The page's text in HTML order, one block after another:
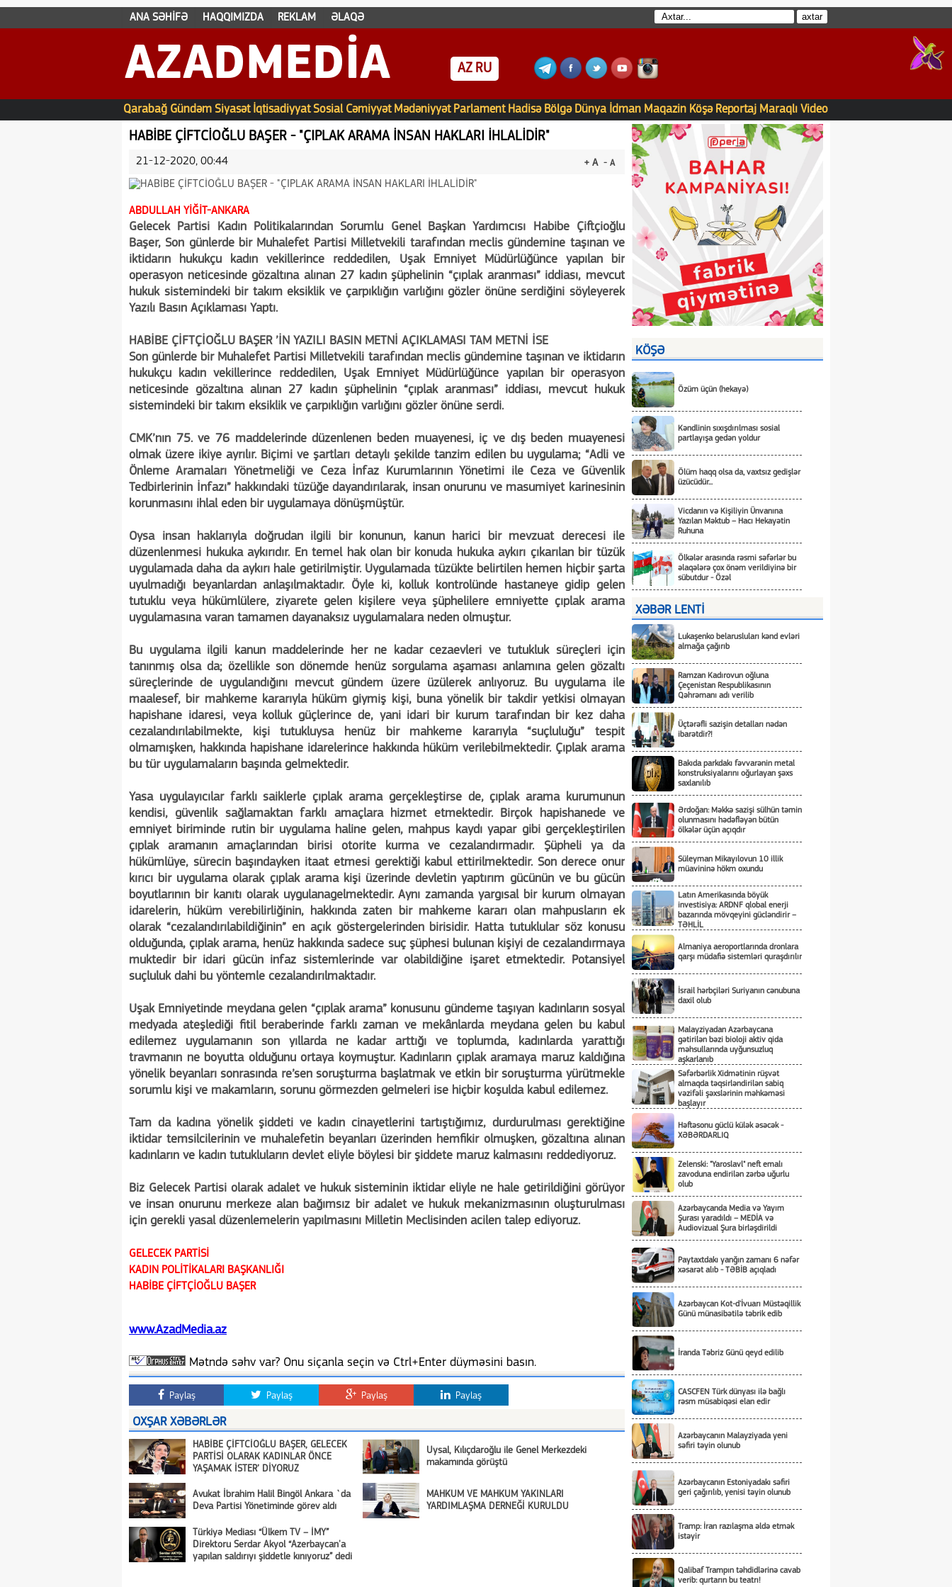
ANA SƏHİFƏ HAQQIMIZDA REKLAM ƏLAQƏ
AZADMEDIA AZ RU
Qarabağ Gündəm Siyasət İqtisadiyyat Sosial Cəmiyyət Mədəniyyət Parlament Hadisə Bölgə Dünya İdman Maqazin Köşə Reportaj Maraqlı Video
HABİBE ÇİFTCİOĞLU BAŞER - "ÇIPLAK ARAMA İNSAN HAKLARI İHLALİDİR"
+ A - A
21-12-2020, 00:44
ABDULLAH YİĞİT-ANKARA
Gelecek Partisi Kadın Politikalarından Sorumlu Genel Başkan Yardımcısı Habibe Çiftçioğlu
Başer, Son günlerde bir Muhalefet Partisi Milletvekili tarafından meclis gündemine taşınan ve
iktidarın hukukçu kadın vekillerince reddedilen, Uşak Emniyet Müdürlüğünce yapılan bir
operasyon neticesinde gözaltına alınan 27 kadın şüphelinin “çıplak aranması” iddiası, mevcut
hukuk sistemindeki bir takım eksiklik ve çarpıklığın varlığını gözler önüne serdiğini söyleyerek
Yazılı Basın Açıklaması Yaptı.
HABİBE ÇİFTÇİOĞLU BAŞER ’İN YAZILI BASIN METNİ AÇIKLAMASI TAM METNİ İSE
Son günlerde bir Muhalefet Partisi Milletvekili tarafından meclis gündemine taşınan ve iktidarın
hukukçu kadın vekillerince reddedilen, Uşak Emniyet Müdürlüğünce yapılan bir operasyon
neticesinde gözaltına alınan 27 kadın şüphelinin “çıplak aranması” iddiası, mevcut hukuk
sistemindeki bir takım eksiklik ve çarpıklığın varlığını gözler önüne serdi.
CMK’nın 75. ve 76 maddelerinde düzenlenen beden muayenesi, iç ve dış beden muayenesi
olmak üzere ikiye ayrılır. Biçimi ve şartları detaylı şekilde tanzim edilen bu uygulama; “Adli ve
Önleme Aramaları Yönetmeliği ve Ceza İnfaz Kurumlarının Yönetimi ile Ceza ve Güvenlik
Tedbirlerinin İnfazı” hakkındaki tüzüğe dayandırılarak, insan onurunu ve masumiyet karinesinin
korunmasını ihlal eden bir uygulamaya dönüşmüştür.
Oysa insan haklarıyla doğrudan ilgili bir konunun, kanun harici bir mevzuat derecesi ile
düzenlenmesi hukuka aykırıdır. En temel hak olan bir konuda hukuka aykırı çıkarılan bir tüzük
uygulamada daha da aykırı hale getirilmiştir. Uygulamada tüzükte belirtilen hemen hiçbir şarta
uyulmadığı beyanlardan anlaşılmaktadır. Öyle ki, kolluk kontrolünde hastaneye gidip gelen
tutuklu veya hükümlülere, ziyarete gelen kişilere veya şüphelilere emniyette çıplak arama
uygulamasına varan tamamen dayanaksız uygulamalara neden olmuştur.
Bu uygulama ilgili kanun maddelerinde her ne kadar cezaevleri ve tutukluk süreçleri için
tanınmış olsa da; özellikle son dönemde henüz sorgulama aşaması anlamına gelen gözaltı
süreçlerinde de uygulandığını mevcut gündem üzere üzülerek anlıyoruz. Bu uygulama ile
maalesef, bir mahkeme kararıyla hüküm giymiş kişi, buna yönelik bir takdir yetkisi olmayan
hapishane idaresi, veya kolluk güçlerince de, yani idari bir kurum tarafından bir kez daha
cezalandırılabilmekte, kişi tutukluysa henüz bir mahkeme kararıyla “suçluluğu” tespit
olmamışken, hakkında hapishane idarelerince hakkında hüküm verilebilmektedir. Çıplak arama
bu tür uygulamaların başında gelmektedir.
Yasa uygulayıcılar farklı saiklerle çıplak arama gerçekleştirse de, çıplak arama kurumunun
kendisi, güvenlik sağlamaktan farklı amaçlara hizmet etmektedir. Birçok hapishanede ve
emniyet biriminde rutin bir uygulama haline gelen, mahpus kaydı yapar gibi gerçekleştirilen
çıplak aramanın amaçlarından birisi otorite kurma ve cezalandırmadır. Şüpheli ya da
hükümlüye, sürecin başındayken itaat etmesi gerektiği kabul ettirilmektedir. Son derece onur
kırıcı bir uygulama olarak çıplak arama kişi üzerinde devletin yaptırım gücünün ve bu gücün
boyutlarının bir kanıtı olarak uygulanagelmektedir. Aynı zamanda yargısal bir kurum olmayan
idarelerin, hüküm verebilirliğinin, hakkında zaten bir mahkeme kararı olan mahpusların ek
olarak “cezalandırılabildiğinin” en açık göstergelerinden birisidir. Hatta tutuklular söz konusu
olduğunda, çıplak arama, henüz hakkında sadece suç şüphesi bulunan kişiyi de cezalandırmaya
muktedir bir idari gücün infaz sistemlerinde var olabildiğine işaret etmektedir. Potansiyel
suçluluk dahi bu yöntemle cezalandırılmaktadır.
Uşak Emniyetinde meydana gelen “çıplak arama” konusunu gündeme taşıyan kadınların sosyal
medyada ateşlediği fitil beraberinde farklı zaman ve mekânlarda meydana gelen bu kabul
edilemez uygulamanın son yıllarda ne kadar arttığı ve toplumda, kadınlarda yarattığı
travmanın ne boyutta olduğunu ortaya koymuştur. Kadınların çıplak aramaya maruz kaldığına
yönelik beyanları sonrasında re’sen soruşturma başlatmak ve etkin bir soruşturma yürütmekle
sorumlu kişi ve makamların, sorunu görmezden gelmeleri ise hiçbir koşulda kabul edilemez.
Tam da kadına yönelik şiddeti ve kadın cinayetlerini tartıştığımız, durdurulması gerektiğine
iktidar temsilcilerinin ve muhalefetin beyanları üzerinden hemfikir olmuşken, gözaltına alınan
kadınların ve kadın tutukluların devlet eliyle böylesi bir şiddete maruz kalmasını reddediyoruz.
Biz Gelecek Partisi olarak adalet ve hukuk sisteminin iktidar eliyle ne hale getirildiğini görüyor
ve insan onurunu merkeze alan bağımsız bir adalet ve hukuk mekanizmasının oluşturulması
için gerekli yasal düzenlemelerin yapılmasını Milletin Meclisinden acilen talep ediyoruz.
GELECEK PARTİSİ
KADIN POLİTİKALARI BAŞKANLIĞI
HABİBE ÇİFTÇİOĞLU BAŞER
www.AzadMedia.az
Mətndə səhv var? Onu siçanla seçin və Ctrl+Enter düyməsini basın.
Paylaş Paylaş Paylaş Paylaş
OXŞAR XƏBƏRLƏR
HABİBE ÇİFTCİOĞLU BAŞER, GELECEK
PARTİSİ OLARAK KADINLAR ÖNCE
YAŞAMAK İSTER’ DİYORUZ
Uysal, Kılıçdaroğlu ile Genel Merkezdeki
makamında görüştü
Avukat İbrahim Halil Bingöl Ankara `da
Deva Partisi Yönetiminde görev aldı
MAHKUM VE MAHKUM YAKINLARI
YARDIMLAŞMA DERNEĞİ KURULDU
Türkiyə Mediası “Ülkem TV – İMY”
Direktoru Serdar Akyol “Azerbaycan'a
yapılan saldırıyı şiddetle kınıyoruz” dedi
KÖŞƏ
Özüm üçün (hekayə)
Kəndlinin sıxışdırılması sosial
partlayışa gedən yoldur
Ölüm haqq olsa da, vaxtsız gedişlər
üzücüdür...
Vicdanın və Kişiliyin Ünvanına
Yazılan Məktub – Hacı Hekayətin
Ruhuna
Ölkələr arasında rəsmi səfərlər bu
əlaqələrə çox önəm verildiyinə bir
sübutdur - Özəl
XƏBƏR LENTİ
Lukaşenko belarusluları kənd evləri
almağa çağırıb
Ramzan Kadırovun oğluna
Çeçenistan Respublikasının
Qəhrəmanı adı verilib
Üçtərəfli sazişin detalları nədən
ibarətdir?!
Bakıda parkdakı fəvvarənin metal
konstruksiyalarını oğurlayan şəxs
saxlanılıb
Ərdoğan: Məkkə sazişi sülhün təmin
olunmasını hədəfləyən bütün
ölkələr üçün açıqdır
Süleyman Mikayılovun 10 illik
müavininə hökm oxundu
Latın Amerikasında böyük
investisiya: ARDNF qlobal enerji
bazarında mövqeyini gücləndirir –
TƏHLİL
Almaniya aeroportlarında dronlara
qarşı müdafiə sistemləri quraşdırılır
İsrail hərbçiləri Suriyanın cənubuna
daxil olub
Malayziyadan Azərbaycana
gətirilən bəzi bioloji aktiv qida
məhsullarında uyğunsuzluq
aşkarlanıb
Səfərbərlik Xidmətinin rüşvət
almaqda təqsirləndirilən sabiq
vəzifəli şəxslərinin məhkəməsi
başlayır
Həftəsonu güclü külək əsəcək -
XƏBƏRDARLIQ
Zelenski: "Yaroslavl" neft emalı
zavoduna endirilən zərbə uğurlu
olub
Azərbaycanda Media və Yayım
Şurası yaradıldı – MEDİA və
Audiovizual Şura birləşdirildi
Paytaxtdakı yanğın zamanı 6 nəfər
xəsarət alıb - TƏBİB açıqladı
Azərbaycan Kot-d'İvuarı Müstəqillik
Günü münasibətilə təbrik edib
İranda Təbriz Günü qeyd edilib
CASCFEN Türk dünyası ilə bağlı
rəsm müsabiqəsi elan edir
Azərbaycanın Malayziyada yeni
səfiri təyin olunub
Azərbaycanın Estoniyadakı səfiri
geri çağırılıb, yenisi təyin olunub
Tramp: İran razılaşma əldə etmək
istəyir
Qalibaf Trampın təhdidlərinə cavab
verib: qurtarın bu teatrı!